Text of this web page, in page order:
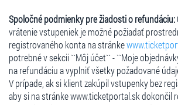
Spoločné podmienky pre žiadosti o refundáciu:
vrátenie vstupeniek je možné požiadať
registrovaného konta na stránke
potrebné v sekcii ``Môj účet`` - ``Moje
na refundáciu a vyplniť všetky požadované
V prípade, ak si klient zakúpil vstupenky bez
aby si na stránke www.ticketportal.sk dokončil